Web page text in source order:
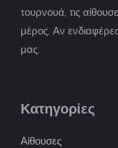
τουρνουά, τις
μέρος. Αν
μας.
Κατηγορίες
Αίθουσες